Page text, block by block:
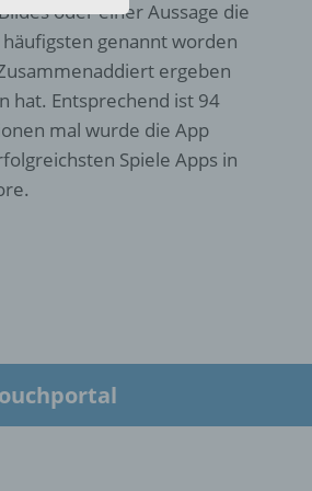
oder einer Aussage die
genannt worden
ergeben
hat. Entsprechend ist 94
mal wurde die App
Spiele Apps in
für die
die
oder